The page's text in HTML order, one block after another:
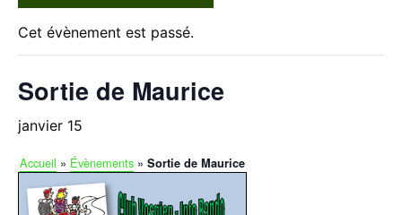
Cet évènement est passé.
Sortie de Maurice
janvier 15
Accueil » Évènements » Sortie de Maurice